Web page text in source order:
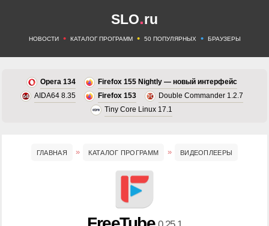
SLO.ru
НОВОСТИ • КАТАЛОГ ПРОГРАММ • 50 ПОПУЛЯРНЫХ • БРАУЗЕРЫ
Opera 134
Firefox 155 Nightly — новый интерфейс
AIDA64 8.35
Firefox 153
Double Commander 1.2.7
Tiny Core Linux 17.1
ГЛАВНАЯ КАТАЛОГ ПРОГРАММ ВИДЕОПЛЕЕРЫ